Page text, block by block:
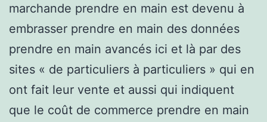
marchande prendre en main est devenu à
embrasser prendre en main des données
prendre en main avancés ici et là par des
sites « de particuliers à particuliers » qui en
ont fait leur vente et aussi qui indiquent
que le coût de commerce prendre en main